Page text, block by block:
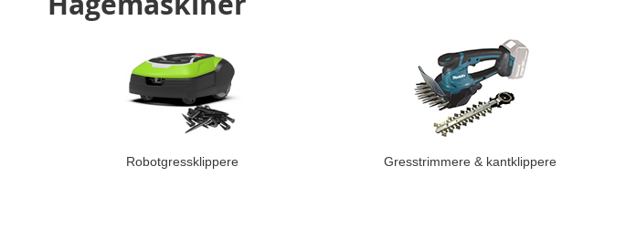
Robotgressklippere Gresstrimmere & kantklippere